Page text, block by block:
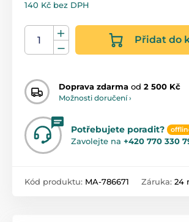
140 Kč bez DPH
Přidat do
Doprava zdarma od 2 500 Kč
Možnosti doručení ›
Potřebujete poradit?
Zavolejte na +420 770 330
Kód produktu: MA-786671 Záruka: 24